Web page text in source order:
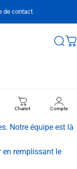
de contact.
Chariot Compte
Notre équipe est là
en remplissant le